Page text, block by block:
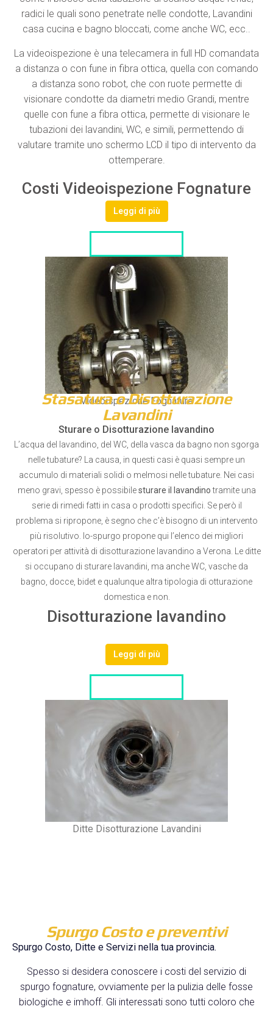
radici le quali sono penetrate nelle condotte, Lavandini
casa cucina e bagno bloccati, come anche WC, ecc..
La videoispezione è una telecamera in full HD comandata
a distanza o con fune in fibra ottica, quella con comando
a distanza sono robot, che con ruote permette di
visionare condotte da diametri medio Grandi, mentre
quelle con fune a fibra ottica, permette di visionare le
tubazioni dei lavandini, WC, e simili, permettendo di
valutare tramite uno schermo LCD il tipo di intervento da
ottemperare.
Costi Videoispezione Fognature
Leggi di più
Videoispezione Fognature
Stasatura o Disotturazione
Lavandini
Sturare o Disotturazione lavandino
L’acqua del lavandino, del WC, della vasca da bagno non sgorga
nelle tubature? La causa, in questi casi è quasi sempre un
accumulo di materiali solidi o melmosi nelle tubature. Nei casi
meno gravi, spesso è possibilesturare il lavandinotramite una
serie di rimedi fatti in casa o prodotti specifici. Se però il
problema si ripropone, è segno che c’è bisogno di un intervento
più risolutivo. Io-spurgo propone qui l’elenco dei migliori
operatori per attività di disotturazione lavandino a Verona. Le ditte
si occupano di sturare lavandini, ma anche WC, vasche da
bagno, docce, bidet e qualunque altra tipologia di otturazione
domestica e non.
Disotturazione lavandino
Leggi di più
Ditte Disotturazione Lavandini
Spurgo Costo e preventivi
Spurgo Costo, Ditte e Servizi nella tua provincia.
Spesso si desidera conoscere i costi del servizio di
spurgo fognature, ovviamente per la pulizia delle fosse
biologiche e imhoff. Gli interessati sono tutti coloro che